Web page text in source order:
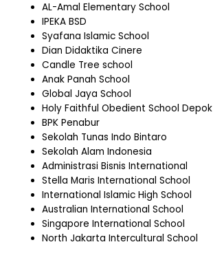
AL-Amal Elementary School
IPEKA BSD
Syafana Islamic School
Dian Didaktika Cinere
Candle Tree school
Anak Panah School
Global Jaya School
Holy Faithful Obedient School Depok
BPK Penabur
Sekolah Tunas Indo Bintaro
Sekolah Alam Indonesia
Administrasi Bisnis International
Stella Maris International School
International Islamic High School
Australian International School
Singapore International School
North Jakarta Intercultural School